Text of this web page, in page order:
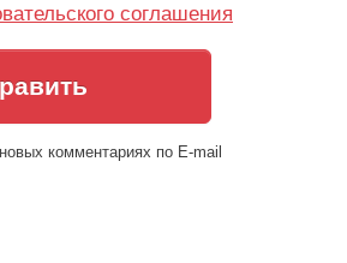
соглашения
комментариях по E-mail